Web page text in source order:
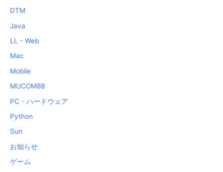
DTM
Java
LL・Web
Mac
Mobile
MUCOM88
PC・ハードウェア
Python
Sun
お知らせ
ゲーム